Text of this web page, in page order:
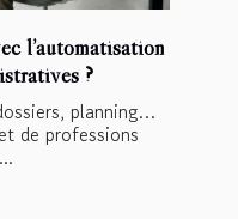
l’automatisation
?
planning…
de professions